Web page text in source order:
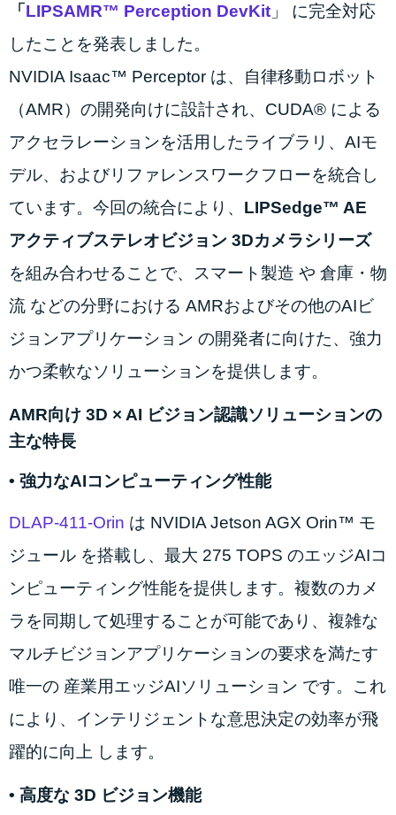
「 LIPSAMR™ Perception DevKit 」 に完全対応
したことを発表しました。
NVIDIA Isaac™ Perceptor は、自律移動ロボット
（AMR）の開発向けに設計され、CUDA® による
アクセラレーションを活用したライブラリ、AIモ
デル、およびリファレンスワークフローを統合し
ています。今回の統合により、 LIPSedge™ AE
アクティブステレオビジョン 3Dカメラシリーズ
を組み合わせることで、スマート製造 や 倉庫・物
流 などの分野における AMRおよびその他のAIビ
ジョンアプリケーション の開発者に向けた、強力
かつ柔軟なソリューションを提供します。
AMR向け 3D × AI ビジョン認識ソリューションの
主な特長
• 強力なAIコンピューティング性能
DLAP-411-Orin は NVIDIA Jetson AGX Orin™ モ
ジュール を搭載し、最大 275 TOPS のエッジAIコ
ンピューティング性能を提供します。複数のカメ
ラを同期して処理することが可能であり、複雑な
マルチビジョンアプリケーションの要求を満たす
唯一の 産業用エッジAIソリューション です。これ
により、インテリジェントな意思決定の効率が飛
躍的に向上 します。
• 高度な 3D ビジョン機能